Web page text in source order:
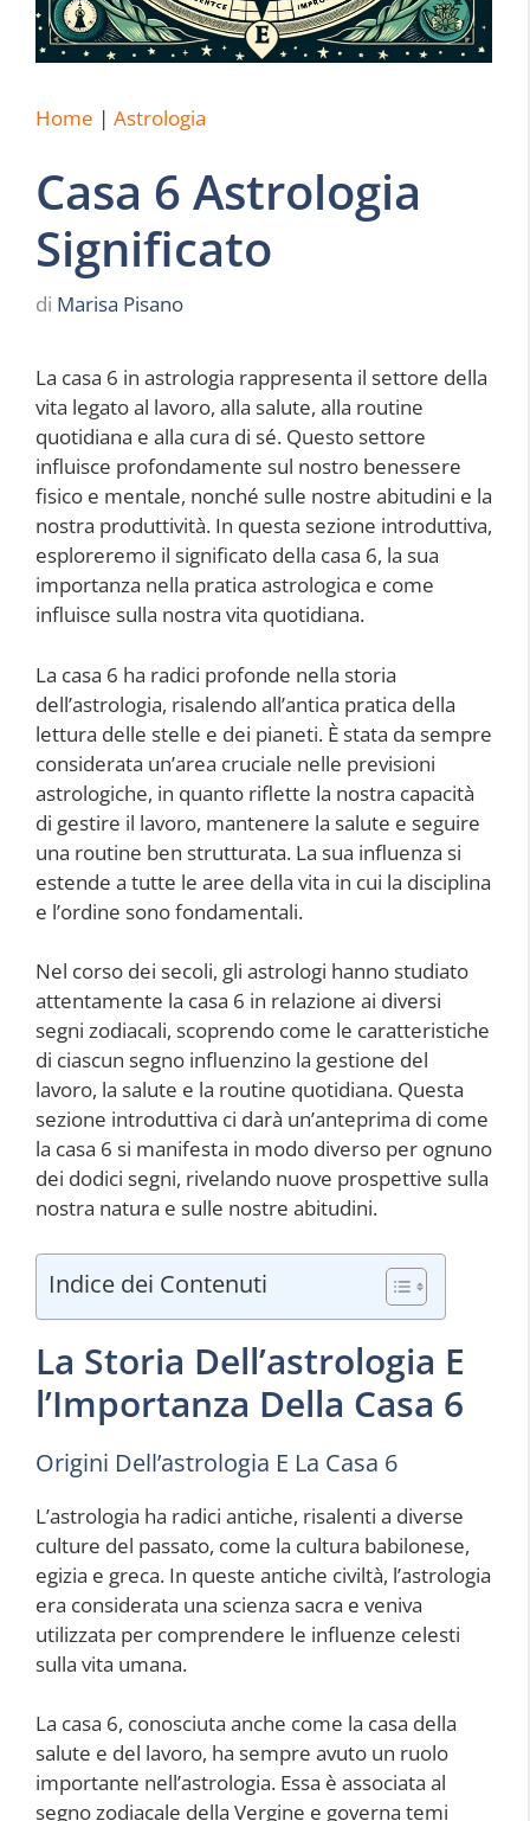
Home | Astrologia
Casa 6 Astrologia
Significato
di Marisa Pisano
La casa 6 in astrologia rappresenta il settore della
vita legato al lavoro, alla salute, alla routine
quotidiana e alla cura di sé. Questo settore
influisce profondamente sul nostro benessere
fisico e mentale, nonché sulle nostre abitudini e la
nostra produttività. In questa sezione introduttiva,
esploreremo il significato della casa 6, la sua
importanza nella pratica astrologica e come
influisce sulla nostra vita quotidiana.
La casa 6 ha radici profonde nella storia
dell’astrologia, risalendo all’antica pratica della
lettura delle stelle e dei pianeti. È stata da sempre
considerata un’area cruciale nelle previsioni
astrologiche, in quanto riflette la nostra capacità
di gestire il lavoro, mantenere la salute e seguire
una routine ben strutturata. La sua influenza si
estende a tutte le aree della vita in cui la disciplina
e l’ordine sono fondamentali.
Nel corso dei secoli, gli astrologi hanno studiato
attentamente la casa 6 in relazione ai diversi
segni zodiacali, scoprendo come le caratteristiche
di ciascun segno influenzino la gestione del
lavoro, la salute e la routine quotidiana. Questa
sezione introduttiva ci darà un’anteprima di come
la casa 6 si manifesta in modo diverso per ognuno
dei dodici segni, rivelando nuove prospettive sulla
nostra natura e sulle nostre abitudini.
Indice dei Contenuti
La Storia Dell’astrologia E
l’Importanza Della Casa 6
Origini Dell’astrologia E La Casa 6
L’astrologia ha radici antiche, risalenti a diverse
culture del passato, come la cultura babilonese,
egizia e greca. In queste antiche civiltà, l’astrologia
era considerata una scienza sacra e veniva
utilizzata per comprendere le influenze celesti
sulla vita umana.
La casa 6, conosciuta anche come la casa della
salute e del lavoro, ha sempre avuto un ruolo
importante nell’astrologia. Essa è associata al
segno zodiacale della Vergine e governa temi